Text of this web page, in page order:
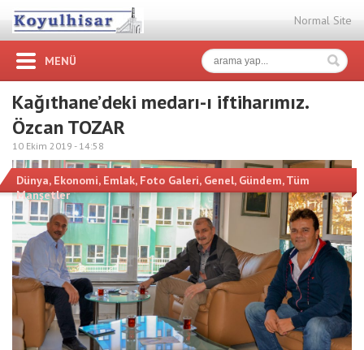
Normal Site
MENÜ
Kağıthane’deki medarı-ı iftiharımız.
Özcan TOZAR
10 Ekim 2019 - 14:58
Dünya, Ekonomi, Emlak, Foto Galeri, Genel, Gündem,Tüm
Manşetler